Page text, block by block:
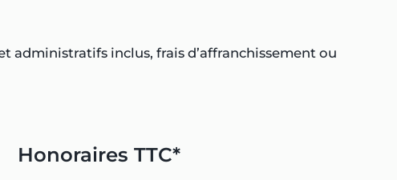
administratifs inclus, frais d’affranchissement ou
Honoraires TTC*